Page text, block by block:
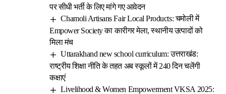
पर सीधी भर्ती के लिए मांगे गए आवेदन
Chamoli Artisans Fair Local Products: चमोली में
Empower Society का कारीगर मेला, स्थानीय उत्पादों को
मिला मंच
Uttarakhand new school curriculum: उत्तराखंड:
राष्ट्रीय शिक्षा नीति के तहत अब स्कूलों में 240 दिन चलेंगी
कक्षाएं
Livelihood & Women Empowerment VKSA 2025: